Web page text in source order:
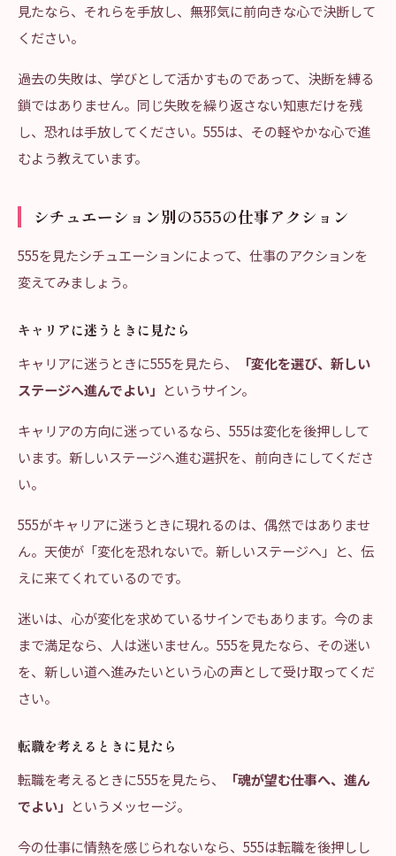
見たなら、それらを手放し、無邪気に前向きな心で決断して
ください。
過去の失敗は、学びとして活かすものであって、決断を縛る
鎖ではありません。同じ失敗を繰り返さない知恵だけを残
し、恐れは手放してください。555は、その軽やかな心で進
むよう教えています。
シチュエーション別の555の仕事アクション
555を見たシチュエーションによって、仕事のアクションを
変えてみましょう。
キャリアに迷うときに見たら
キャリアに迷うときに555を見たら、
「変化を選び、新しい
ステージへ進んでよい」 というサイン。
キャリアの方向に迷っているなら、555は変化を後押しして
います。新しいステージへ進む選択を、前向きにしてくださ
い。
555がキャリアに迷うときに現れるのは、偶然ではありませ
ん。天使が「変化を恐れないで。新しいステージへ」と、伝
えに来てくれているのです。
迷いは、心が変化を求めているサインでもあります。今のま
まで満足なら、人は迷いません。555を見たなら、その迷い
を、新しい道へ進みたいという心の声として受け取ってくだ
さい。
転職を考えるときに見たら
転職を考えるときに555を見たら、
「魂が望む仕事へ、進ん
でよい」 というメッセージ。
今の仕事に情熱を感じられないなら、555は転職を後押しし